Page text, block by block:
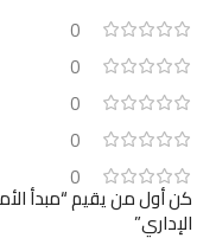
0
0
0
0
0
كن أول من يقيم “مبدأ
الإداري”